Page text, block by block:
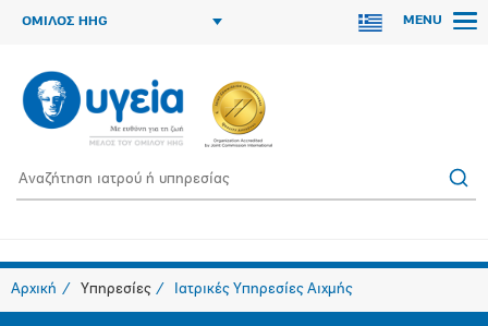
ΟΜΙΛΟΣ HHG MENU
Αρχική Υπηρεσίες Ιατρικές Υπηρεσίες Αιχμής